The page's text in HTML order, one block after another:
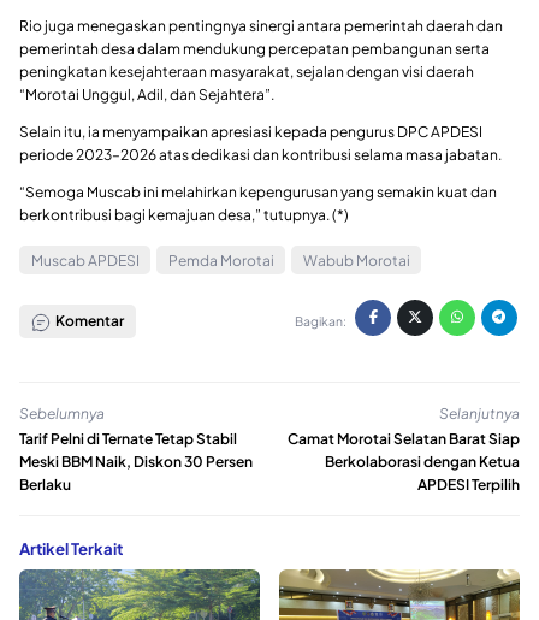
Rio juga menegaskan pentingnya sinergi antara pemerintah daerah dan
pemerintah desa dalam mendukung percepatan pembangunan serta
peningkatan kesejahteraan masyarakat, sejalan dengan visi daerah
“Morotai Unggul, Adil, dan Sejahtera”.
Selain itu, ia menyampaikan apresiasi kepada pengurus DPC APDESI
periode 2023–2026 atas dedikasi dan kontribusi selama masa jabatan.
“Semoga Muscab ini melahirkan kepengurusan yang semakin kuat dan
berkontribusi bagi kemajuan desa,” tutupnya. (*)
Muscab APDESI Pemda Morotai Wabub Morotai
Komentar Bagikan:
Sebelumnya
Tarif Pelni di Ternate Tetap Stabil
Meski BBM Naik, Diskon 30 Persen
Berlaku
Selanjutnya
Camat Morotai Selatan Barat Siap
Berkolaborasi dengan Ketua
APDESI Terpilih
Artikel Terkait